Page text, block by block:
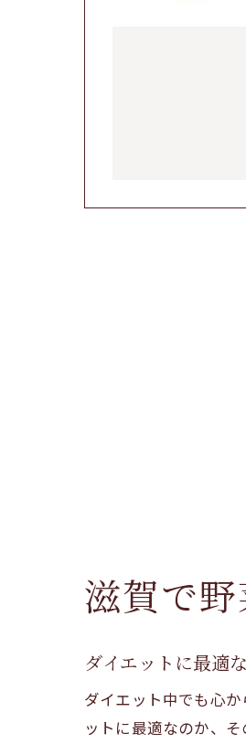
滋賀で
ダイエットに最適
ダイエット中でも心
ットに最適なのか、